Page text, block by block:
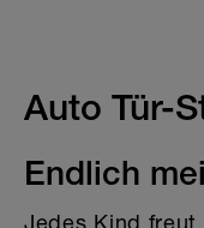
Auto Tür-
Endlich
Jedes Kind
sorgfältig